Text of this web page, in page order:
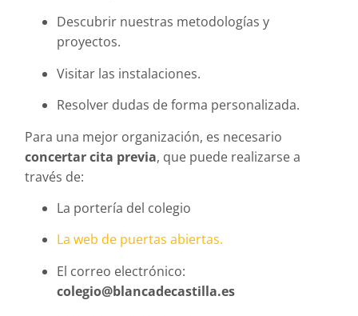
Descubrir nuestras metodologías y
proyectos.
Visitar las instalaciones.
Resolver dudas de forma personalizada.
Para una mejor organización, es necesario
concertar cita previa, que puede realizarse a
través de:
La portería del colegio
La web de puertas abiertas.
El correo electrónico:
colegio@blancadecastilla.es